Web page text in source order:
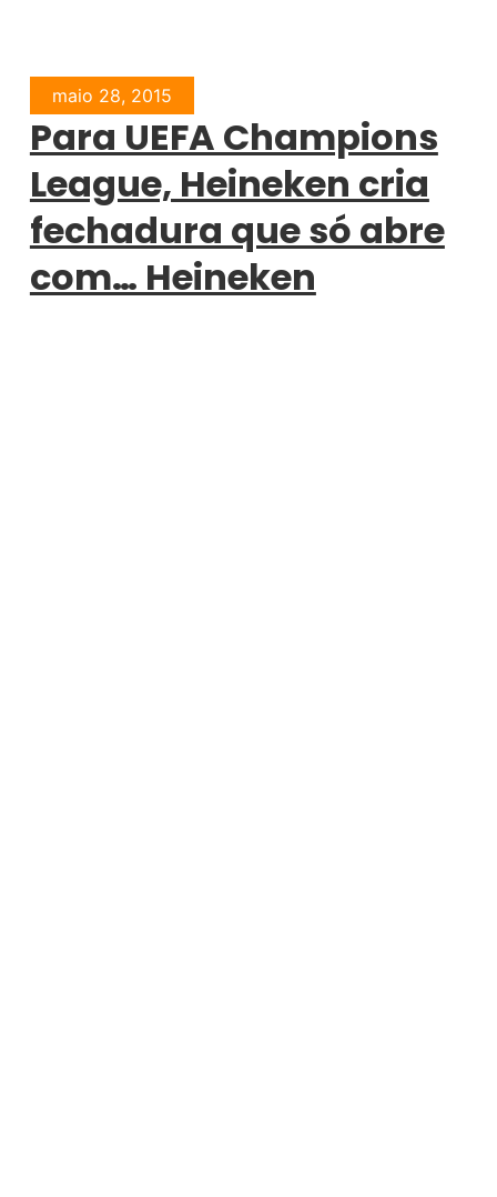
maio 28, 2015
Para UEFA Champions
League, Heineken cria
fechadura que só abre
com… Heineken